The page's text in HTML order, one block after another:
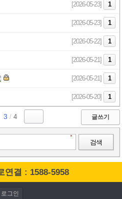
[2026-05-23] 1
[2026-05-23] 1
[2026-05-22] 1
[2026-05-21] 1
[2026-05-21] 1
[2026-05-20] 1
3 /4 글쓰기
검색
연결 : 1588-5958
로그인